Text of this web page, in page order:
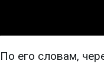
По его словам,